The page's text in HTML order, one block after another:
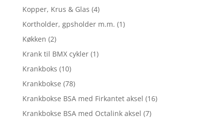
Kopper, Krus & Glas (4)
Kortholder, gpsholder m.m. (1)
Køkken (2)
Krank til BMX cykler (1)
Krankboks (10)
Krankbokse (78)
Krankbokse BSA med Firkantet aksel (16)
Krankbokse BSA med Octalink aksel (7)